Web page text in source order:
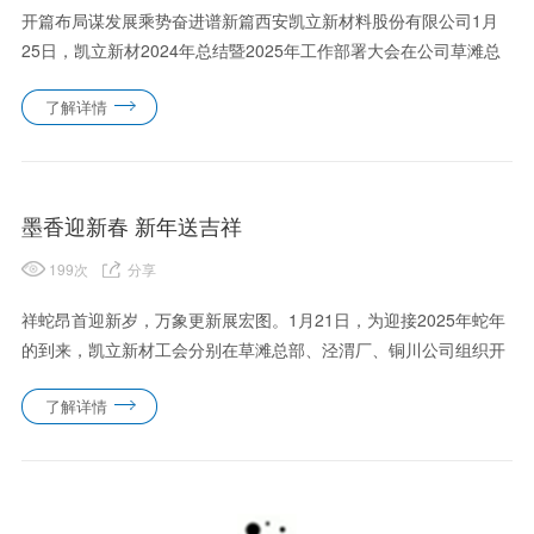
开篇布局谋发展乘势奋进谱新篇西安凯立新材料股份有限公司1月
25日，凯立新材2024年总结暨2025年工作部署大会在公司草滩总
事、监事、退休干部、各级管理人员、销售人员和技术骨干参会。
了解详情
墨香迎新春 新年送吉祥
199次 分享
祥蛇昂首迎新岁，万象更新展宏图。1月21日，为迎接2025年蛇年
的到来，凯立新材工会分别在草滩总部、泾渭厂、铜川公司组织开
的愿景。活动现场，摆满了各种各样的春联、福字和窗花，大家有
了解详情